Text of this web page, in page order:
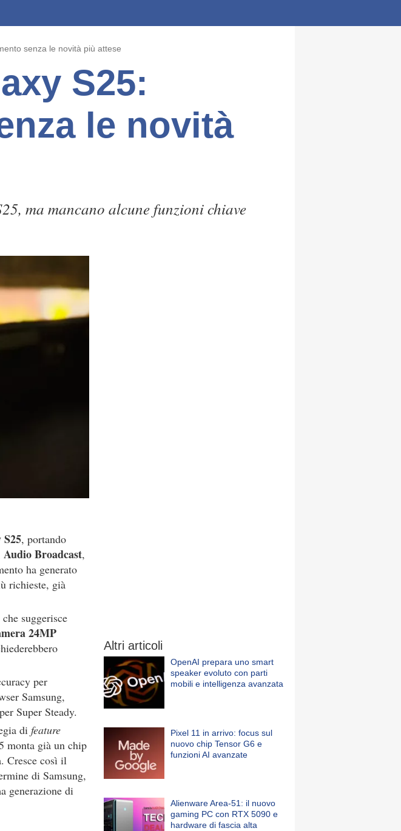
senza le novità più attese
S25:
le novità
ma mancano alcune funzioni chiave
, portando
Audio Broadcast,
ha generato
richieste, già
suggerisce
24MP
per
Samsung,
Super Steady.
di feature
monta già un chip
Cresce così il
di Samsung,
generazione di
Altri articoli
OpenAI prepara uno smart
speaker evoluto con parti
mobili e intelligenza avanzata
Pixel 11 in arrivo: focus sul
nuovo chip Tensor G6 e
funzioni AI avanzate
Alienware Area-51: il nuovo
gaming PC con RTX 5090 e
hardware di fascia alta